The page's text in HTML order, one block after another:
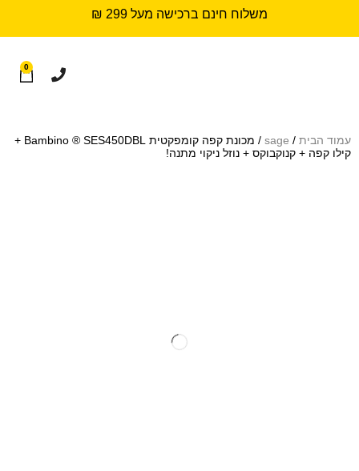
משלוח חינם ברכישה מעל 299 ₪
0
עמוד הבית /
sage
/ מכונת קפה קומפקטית Bambino ® SES450DBL +
קילו קפה + קנוקבוקס + נוזל ניקוי מתנה!